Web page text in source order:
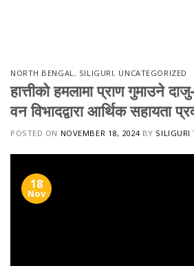
NORTH BENGAL, SILIGURI, UNCATEGORIZED
हात्तीको हमलामा प्राण गुमाउने
वन विभादद्वारा आर्थिक सहायता
POSTED ON NOVEMBER 18, 2024BY SILIGURI
18
Nov